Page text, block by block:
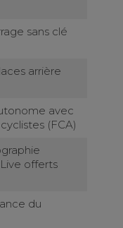
sans clé
arrière
avec
(FCA)
offerts
du